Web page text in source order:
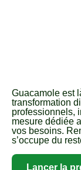
Guacamole est
transformation
professionnels,
mesure dédiée
vos besoins.
s’occupe du
Lancer la